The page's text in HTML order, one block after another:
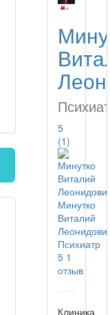
Психиатр
5
(1)
Минутко
Виталий
Леонидович
Психиатр
5 1
отзыв
Клиника